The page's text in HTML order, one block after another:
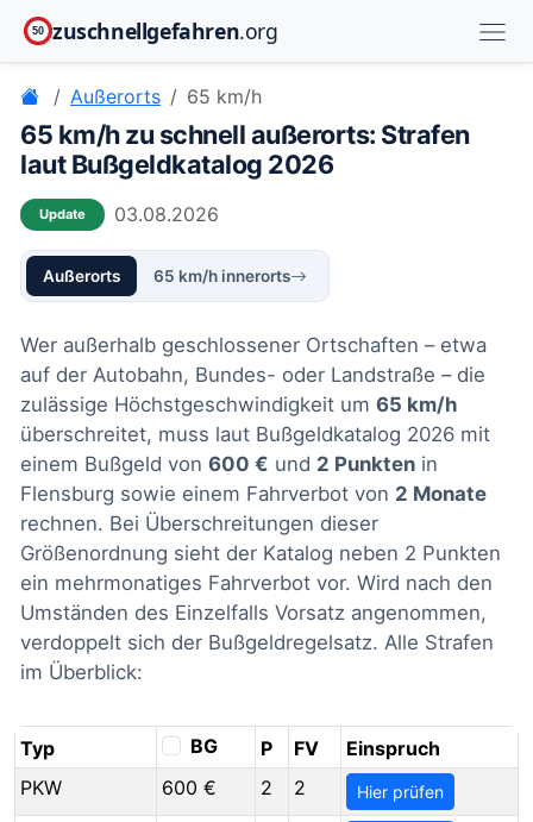
50 zuschnellgefahren.org
Außerorts 65 km/h
65 km/h zu schnell außerorts: Strafen
laut Bußgeldkatalog 2026
Update 03.08.2026
Außerorts 65 km/h innerorts
Wer außerhalb geschlossener Ortschaften – etwa
auf der Autobahn, Bundes- oder Landstraße – die
zulässige Höchstgeschwindigkeit um 65 km/h
überschreitet, muss laut Bußgeldkatalog 2026 mit
einem Bußgeld von 600 € und 2 Punkten in
Flensburg sowie einem Fahrverbot von 2 Monate
rechnen. Bei Überschreitungen dieser
Größenordnung sieht der Katalog neben 2 Punkten
ein mehrmonatiges Fahrverbot vor. Wird nach den
Umständen des Einzelfalls Vorsatz angenommen,
verdoppelt sich der Bußgeldregelsatz. Alle Strafen
im Überblick:
Typ BG P FV
Einspruch
PKW
600 € 2 2 Hier prüfen